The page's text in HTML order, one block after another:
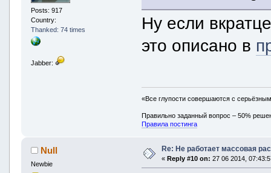
Posts: 917
Country:
Thanked: 74 times
Jabber:
Ну если
это описано в
«Все глупости совершаются с
Правильно заданный вопрос – 50%
Правила постинга
Null
Newbie
Re: Не работает массовая
« Reply #10 on: 27 06 2014,